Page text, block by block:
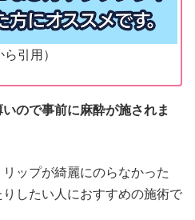
ら引用）
ので事前に麻酔が施されま
ップが綺麗にのらなかった
したい人におすすめの施術で